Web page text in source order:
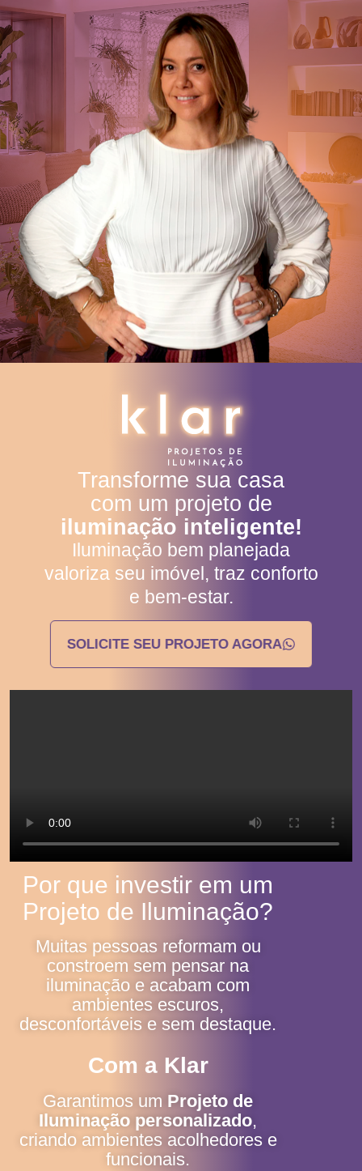
Transforme sua casa
com um projeto de
iluminação inteligente!
Iluminação bem planejada
valoriza seu imóvel, traz conforto
e bem-estar.
SOLICITE SEU PROJETO AGORA
Por que investir em um
Projeto de Iluminação?
Muitas pessoas reformam ou
constroem sem pensar na
iluminação e acabam com
ambientes escuros,
desconfortáveis e sem destaque.
Com a Klar
Garantimos um Projeto de
Iluminação personalizado,
criando ambientes acolhedores e
funcionais.